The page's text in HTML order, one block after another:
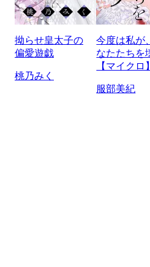
拗らせ皇太子の
偏愛遊戯
桃乃みく
今度は私が
なたたちを
【マイクロ】
服部美紀